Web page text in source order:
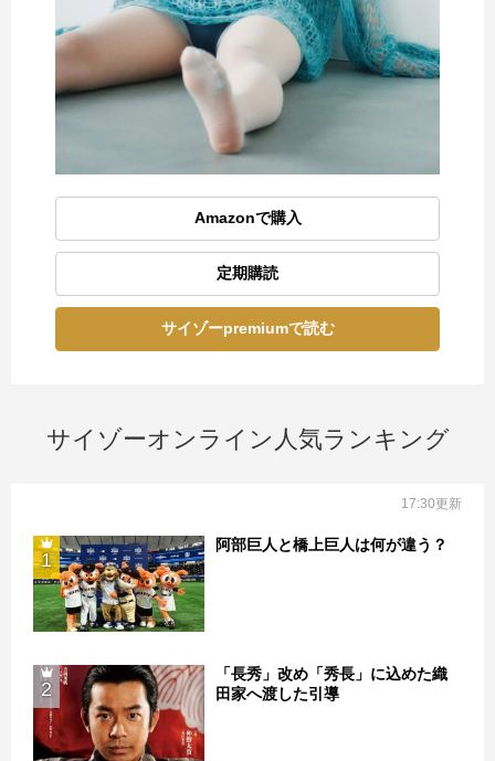
Amazonで購入
定期購読
サイゾーpremiumで読む
サイゾーオンライン人気ランキング
17:30更新
1
阿部巨人と橋上巨人は何が違う？
2
「長秀」改め「秀長」に込めた織
田家へ渡した引導